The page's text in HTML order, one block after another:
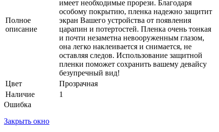
Полное
описание
имеет необходимые прорези. Благодаря
особому покрытию, пленка надежно защитит
экран Вашего устройства от появления
царапин и потертостей. Пленка очень тонкая
и почти незаметна невооруженным глазом,
она легко наклеивается и снимается, не
оставляя следов. Использование защитной
пленки поможет сохранить вашему девайсу
безупречный вид!
Цвет
Прозрачная
Наличие
1
Ошибка
Закрыть окно